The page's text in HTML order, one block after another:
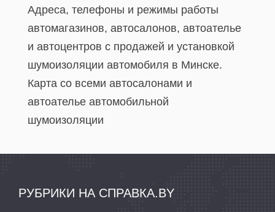
Адреса, телефоны и режимы работы
автомагазинов, автосалонов, автоателье
и автоцентров с продажей и установкой
шумоизоляции автомобиля в Минске.
Карта со всеми автосалонами и
автоателье автомобильной
шумоизоляции
РУБРИКИ НА СПРАВКА.BY